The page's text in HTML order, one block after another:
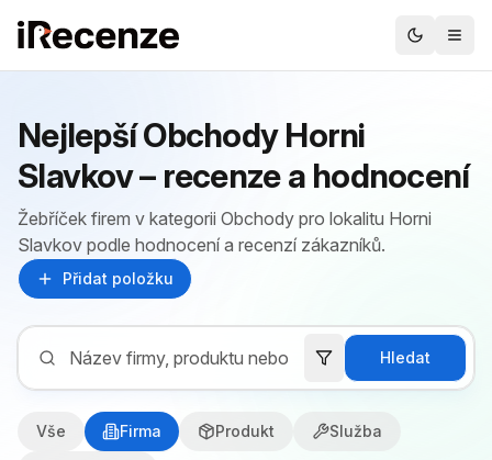
Nejlepší Obchody Horni
Slavkov – recenze a hodnocení
Žebříček firem v kategorii Obchody pro lokalitu Horni
Slavkov podle hodnocení a recenzí zákazníků.
Přidat položku
Hledat
Vše Firma Produkt Služba